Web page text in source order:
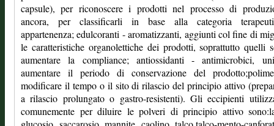
capsule), per riconoscere i prodotti nel processo di
ancora, per classificarli in base alla categoria
appartenenza; edulcoranti - aromatizzanti, aggiunti col fine di
le caratteristiche organolettiche dei prodotti, soprattutto quelli
aumentare la compliance; antiossidanti - antimicrobici,
aumentare il periodo di conservazione del
modificare il tempo o il sito di rilascio del principio attivo
a rilascio prolungato o gastro-resistenti). Gli eccipienti
comunemente per diluire le polveri di principio attivo